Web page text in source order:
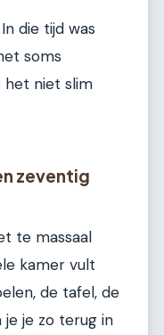
die tijd was
soms
het niet slim
zeventig
te massaal
kamer vult
de tafel, de
je zo terug in